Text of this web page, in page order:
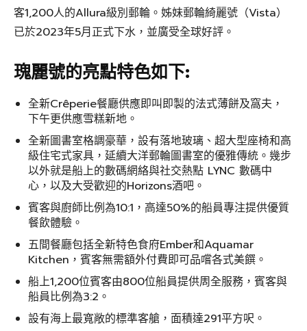
客1,200人的Allura級別郵輪。姊妹郵輪綺麗號（Vista）
已於2023年5月正式下水，並廣受全球好評。
瑰麗號的亮點特色如下:
全新Crêperie餐廳供應即叫即製的法式薄餅及窩夫，
下午更供應雪糕新地。
全新圖書室格調豪華，設有落地玻璃、超大型座椅和高
級住宅式家具，延續大洋郵輪圖書室的優雅傳統。幾步
以外就是船上的數碼網絡與社交熱點 LYNC 數碼中
心，以及大受歡迎的Horizons酒吧。
賓客與廚師比例為10:1，高達50%的船員專注提供優質
餐飲體驗。
五間餐廳包括全新特色食府Ember和Aquamar
Kitchen，賓客無需額外付費即可品嚐各式美饌。
船上1,200位賓客由800位船員提供周全服務，賓客與
船員比例為3:2。
設有海上最寬敞的標準客艙，面積達291平方呎。